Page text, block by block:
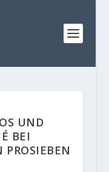
UND
BEI